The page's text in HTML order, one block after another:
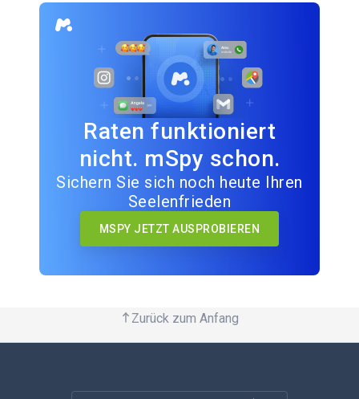
Raten funktioniert
nicht. mSpy schon.
Sichern Sie sich noch heute Ihren
Seelenfrieden
MSPY JETZT AUSPROBIEREN
Zurück zum Anfang